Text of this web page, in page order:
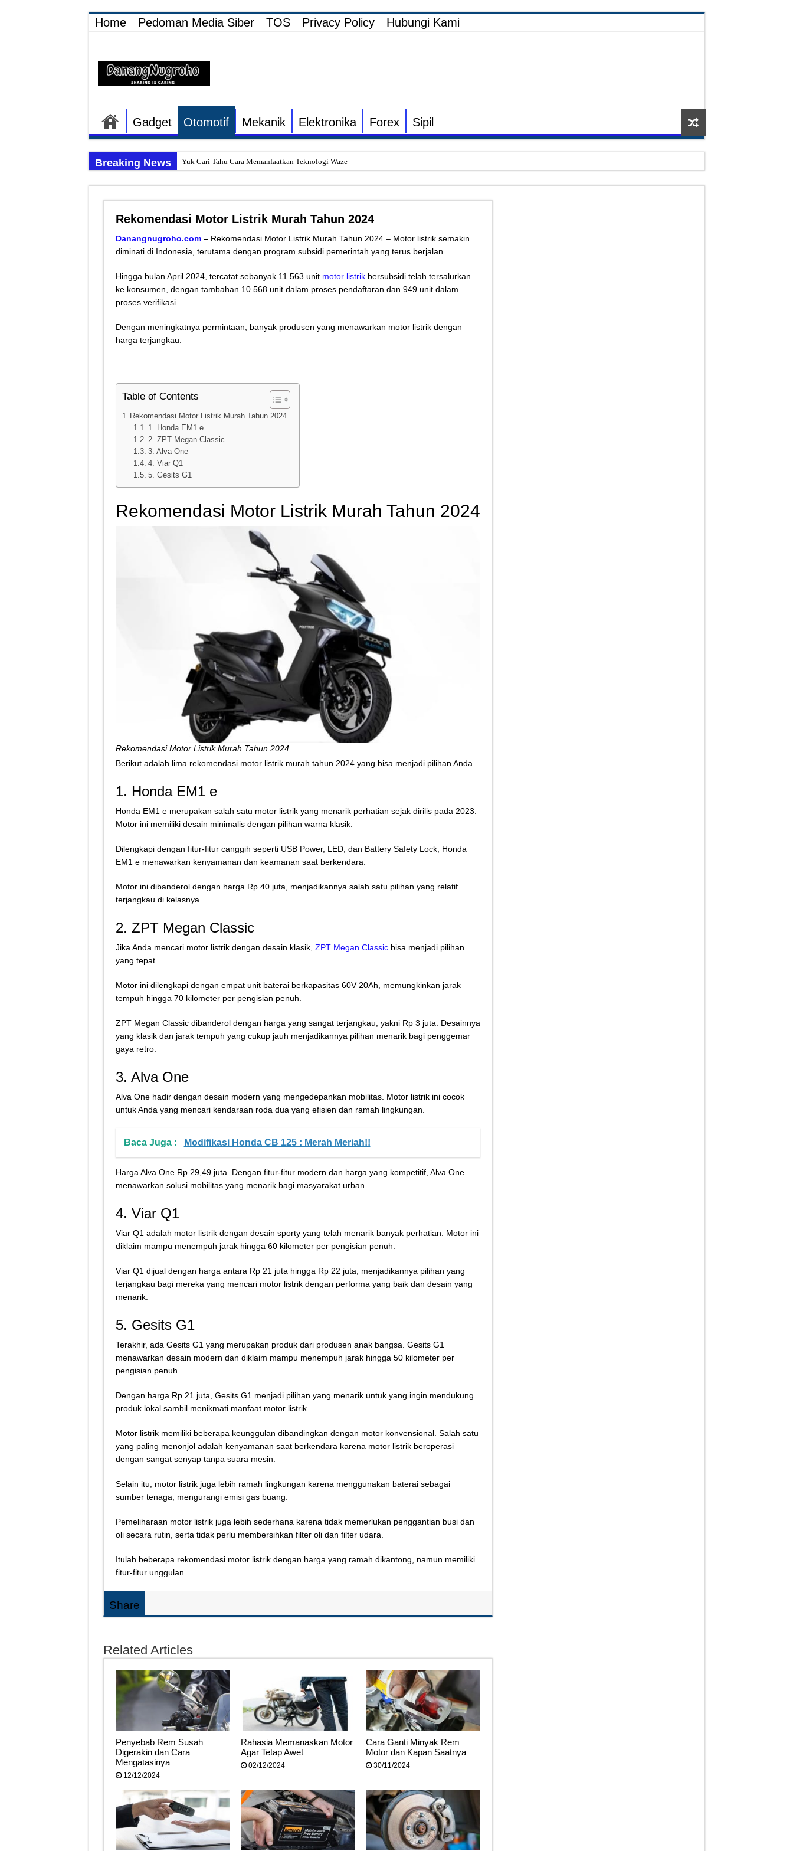
Home Pedoman Media Siber TOS Privacy Policy Hubungi Kami
Gadget Otomotif Mekanik Elektronika Forex Sipil
Breaking News Yuk Cari Tahu Cara Memanfaatkan Teknologi Waze
Tips Memperbaiki Elektronik Speaker Sound yang Bunyi Kemresek
Penyebab Rem Susah Digerakin dan Cara Mengatasinya
Tutorial Memasang Kabel Listrik untuk Pengairan Tambak dengan Elektronik Khusus
Elektronik Canggih, Kulkas Inverter vs Non-Inverter
Tips Atasi Motor Bunyi Kletek-Kletek Tanpa Panik Undang Mekanik
Mekanik Pemula? Ini Cara Cerdas Memilih Oli Asli Biar Gak Ketipu
Teknologi Bikin Bisnis Makanan Kamu Makin Cuan! Begini Cara Buka GoFood 2024
Rekomendasi Motor Listrik Murah Tahun 2024
Danangnugroho.com–Rekomendasi Motor Listrik Murah Tahun 2024 – Motor listrik semakin
diminati di Indonesia, terutama dengan program subsidi pemerintah yang terus berjalan.
Hingga bulan April 2024, tercatat sebanyak 11.563 unit motor listrikbersubsidi telah tersalurkan
ke konsumen, dengan tambahan 10.568 unit dalam proses pendaftaran dan 949 unit dalam
proses verifikasi.
Dengan meningkatnya permintaan, banyak produsen yang menawarkan motor listrik dengan
harga terjangkau.
Table of Contents
Rekomendasi Motor Listrik Murah Tahun 2024
1. Honda EM1 e
2. ZPT Megan Classic
3. Alva One
4. Viar Q1
5. Gesits G1
Rekomendasi Motor Listrik Murah Tahun 2024
Rekomendasi Motor Listrik Murah Tahun 2024
Berikut adalah lima rekomendasi motor listrik murah tahun 2024 yang bisa menjadi pilihan Anda.
1. Honda EM1 e
Honda EM1 e merupakan salah satu motor listrik yang menarik perhatian sejak dirilis pada 2023.
Motor ini memiliki desain minimalis dengan pilihan warna klasik.
Dilengkapi dengan fitur-fitur canggih seperti USB Power, LED, dan Battery Safety Lock, Honda
EM1 e menawarkan kenyamanan dan keamanan saat berkendara.
Motor ini dibanderol dengan harga Rp 40 juta, menjadikannya salah satu pilihan yang relatif
terjangkau di kelasnya.
2. ZPT Megan Classic
Jika Anda mencari motor listrik dengan desain klasik, ZPT Megan Classicbisa menjadi pilihan
yang tepat.
Motor ini dilengkapi dengan empat unit baterai berkapasitas 60V 20Ah, memungkinkan jarak
tempuh hingga 70 kilometer per pengisian penuh.
ZPT Megan Classic dibanderol dengan harga yang sangat terjangkau, yakni Rp 3 juta. Desainnya
yang klasik dan jarak tempuh yang cukup jauh menjadikannya pilihan menarik bagi penggemar
gaya retro.
3. Alva One
Alva One hadir dengan desain modern yang mengedepankan mobilitas. Motor listrik ini cocok
untuk Anda yang mencari kendaraan roda dua yang efisien dan ramah lingkungan.
Baca Juga : Modifikasi Honda CB 125 : Merah Meriah!!
Harga Alva One Rp 29,49 juta. Dengan fitur-fitur modern dan harga yang kompetitif, Alva One
menawarkan solusi mobilitas yang menarik bagi masyarakat urban.
4. Viar Q1
Viar Q1 adalah motor listrik dengan desain sporty yang telah menarik banyak perhatian. Motor ini
diklaim mampu menempuh jarak hingga 60 kilometer per pengisian penuh.
Viar Q1 dijual dengan harga antara Rp 21 juta hingga Rp 22 juta, menjadikannya pilihan yang
terjangkau bagi mereka yang mencari motor listrik dengan performa yang baik dan desain yang
menarik.
5. Gesits G1
Terakhir, ada Gesits G1 yang merupakan produk dari produsen anak bangsa. Gesits G1
menawarkan desain modern dan diklaim mampu menempuh jarak hingga 50 kilometer per
pengisian penuh.
Dengan harga Rp 21 juta, Gesits G1 menjadi pilihan yang menarik untuk yang ingin mendukung
produk lokal sambil menikmati manfaat motor listrik.
Motor listrik memiliki beberapa keunggulan dibandingkan dengan motor konvensional. Salah satu
yang paling menonjol adalah kenyamanan saat berkendara karena motor listrik beroperasi
dengan sangat senyap tanpa suara mesin.
Selain itu, motor listrik juga lebih ramah lingkungan karena menggunakan baterai sebagai
sumber tenaga, mengurangi emisi gas buang.
Pemeliharaan motor listrik juga lebih sederhana karena tidak memerlukan penggantian busi dan
oli secara rutin, serta tidak perlu membersihkan filter oli dan filter udara.
Itulah beberapa rekomendasi motor listrik dengan harga yang ramah dikantong, namun memiliki
fitur-fitur unggulan.
Share
Related Articles
Penyebab Rem Susah
Digerakin dan Cara
Mengatasinya
12/12/2024
Rahasia Memanaskan Motor
Agar Tetap Awet
02/12/2024
Cara Ganti Minyak Rem
Motor dan Kapan Saatnya
30/11/2024